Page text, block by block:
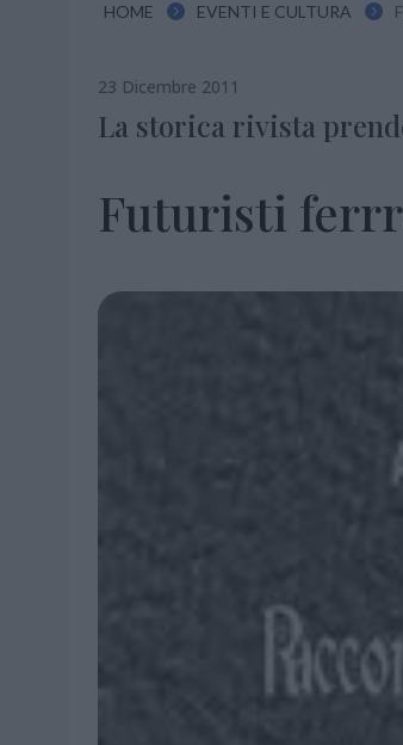
HOME  EVENTI E CULTURA 
23 Dicembre 2011
La storica rivista
Futuristi